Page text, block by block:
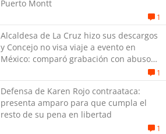
Puerto Montt
1
Alcaldesa de La Cruz hizo sus descargos
y Concejo no visa viaje a evento en
México: comparó grabación con abuso
1
Defensa de Karen Rojo contraataca:
presenta amparo para que cumpla el
resto de su pena en libertad
1